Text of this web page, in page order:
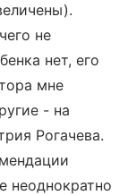
не
нет, его
мне
- на
Рогачева.
неоднократно